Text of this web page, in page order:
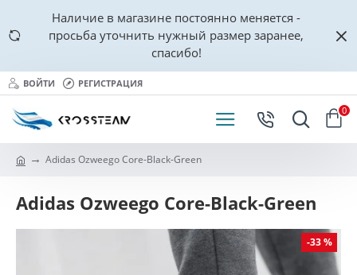
Наличие в магазине постоянно меняется -
просьба уточнить нужный размер заранее,
спасибо!
ВОЙТИ РЕГИСТРАЦИЯ
0
Adidas Ozweego Core-Black-Green
Adidas Ozweego Core-Black-Green
-33 %